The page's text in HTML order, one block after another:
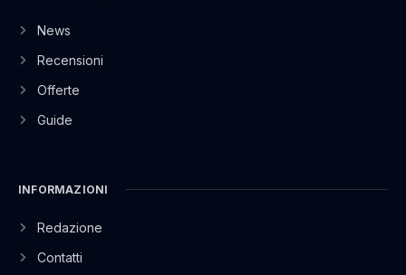
News
Recensioni
Offerte
Guide
INFORMAZIONI
Redazione
Contatti